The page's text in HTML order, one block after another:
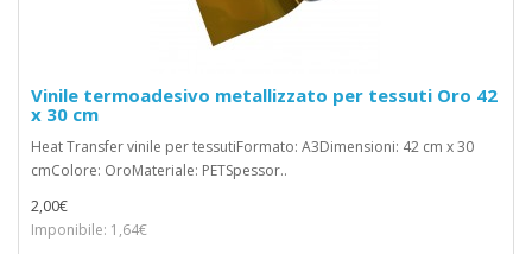
Vinile termoadesivo metallizzato per tessuti Oro 42
x 30 cm
Heat Transfer vinile per tessutiFormato: A3Dimensioni: 42 cm x 30
cmColore: OroMateriale: PETSpessor..
2,00€
Imponibile: 1,64€